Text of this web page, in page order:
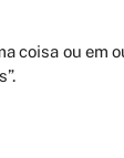
coisa ou em